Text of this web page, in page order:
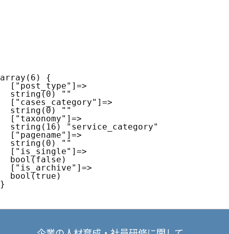
array(6) {
  ["post_type"]=>
  string(0) ""
  ["cases_category"]=>
  string(0) ""
  ["taxonomy"]=>
  string(16) "service_category"
  ["pagename"]=>
  string(0) ""
  ["is_single"]=>
  bool(false)
  ["is_archive"]=>
  bool(true)